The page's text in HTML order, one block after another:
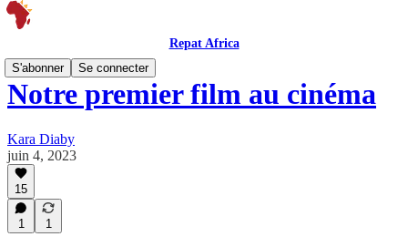
Repat Africa
S'abonner
Se connecter
Notre premier film au cinéma
Kara Diaby
juin 4, 2023
15
1 1